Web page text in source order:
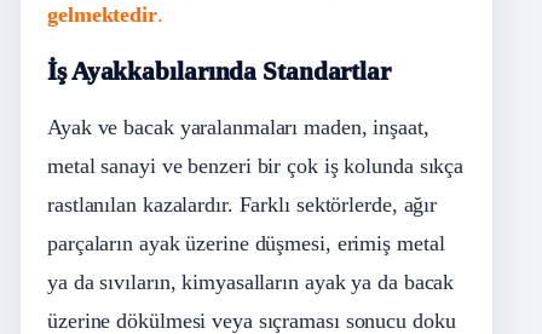
gelmektedir.
İş Ayakkabılarında Standartlar
Ayak ve bacak yaralanmaları maden, inşaat,
metal sanayi ve benzeri bir çok iş kolunda sıkça
rastlanılan kazalardır. Farklı sektörlerde, ağır
parçaların ayak üzerine düşmesi, erimiş metal
ya da sıvıların, kimyasalların ayak ya da bacak
üzerine dökülmesi veya sıçraması sonucu doku